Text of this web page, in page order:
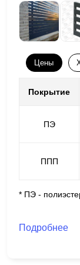
Цены
Покрытие
ПЭ
ППП
* ПЭ -
Подробнее